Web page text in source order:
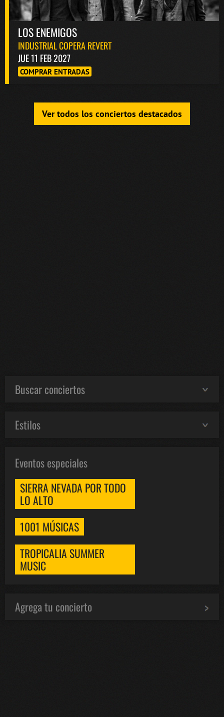
LOS ENEMIGOS
INDUSTRIAL COPERA REVERT
JUE 11 FEB 2027
COMPRAR ENTRADAS
Ver todos los conciertos destacados
Buscar conciertos
Estilos
Eventos especiales
SIERRA NEVADA POR TODO
LO ALTO
1001 MÚSICAS
TROPICALIA SUMMER
MUSIC
Agrega tu concierto